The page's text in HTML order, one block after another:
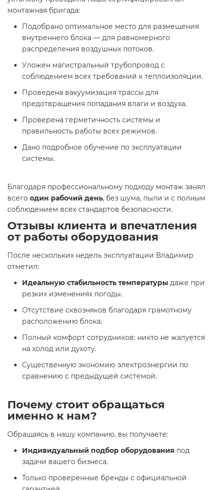
монтажная бригада:
Подобрано оптимальное место для размещения
внутреннего блока — для равномерного
распределения воздушных потоков.
Уложен магистральный трубопровод с
соблюдением всех требований к теплоизоляции.
Проведена вакуумизация трассы для
предотвращения попадания влаги и воздуха.
Проверена герметичность системы и
правильность работы всех режимов.
Дано подробное обучение по эксплуатации
системы.
Благодаря профессиональному подходу монтаж занял
всего один рабочий день, без шума, пыли и с полным
соблюдением всех стандартов безопасности.
Отзывы клиента и впечатления
от работы оборудования
После нескольких недель эксплуатации Владимир
отметил:
Идеальную стабильность температуры даже при
резких изменениях погоды.
Отсутствие сквозняков благодаря грамотному
расположению блока.
Полный комфорт сотрудников: никто не жалуется
на холод или духоту.
Существенную экономию электроэнергии по
сравнению с предыдущей системой.
Почему стоит обращаться
именно к нам?
Обращаясь в нашу компанию, вы получаете:
Индивидуальный подбор оборудования под
задачи вашего бизнеса.
Только проверенные бренды с официальной